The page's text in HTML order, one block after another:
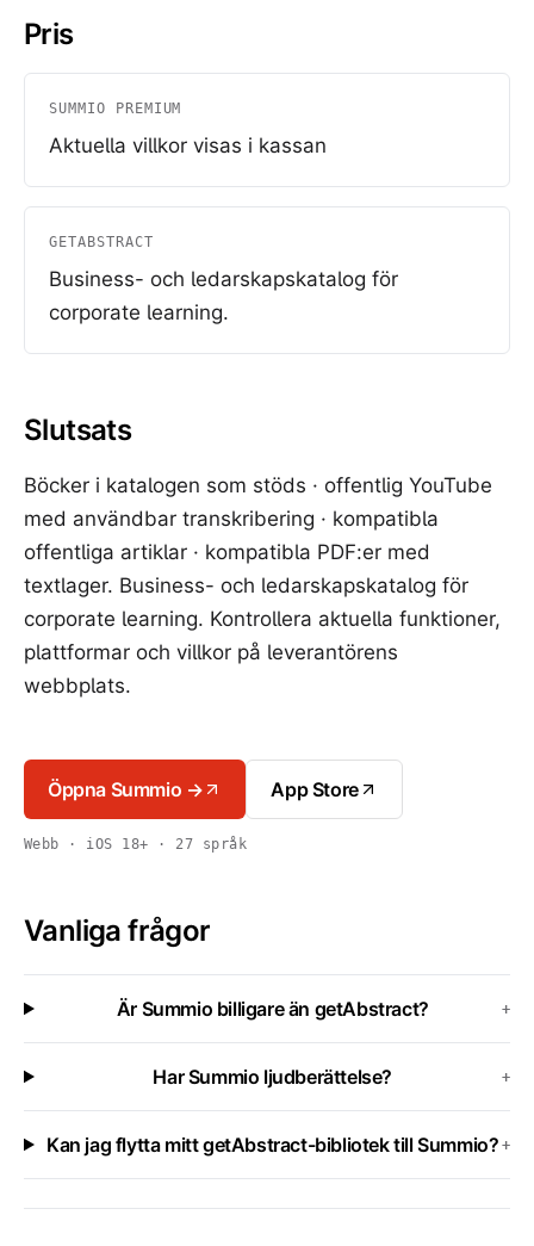
Pris
SUMMIO PREMIUM
Aktuella villkor visas i kassan
GETABSTRACT
Business- och ledarskapskatalog för
corporate learning.
Slutsats
Böcker i katalogen som stöds · offentlig YouTube
med användbar transkribering · kompatibla
offentliga artiklar · kompatibla PDF:er med
textlager. Business- och ledarskapskatalog för
corporate learning. Kontrollera aktuella funktioner,
plattformar och villkor på leverantörens
webbplats.
Öppna Summio → App Store
Webb · iOS 18+ · 27 språk
Vanliga frågor
Är Summio billigare än getAbstract? +
Har Summio ljudberättelse? +
Kan jag flytta mitt getAbstract-bibliotek till Summio? +